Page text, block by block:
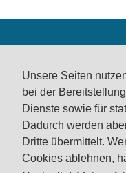
Unsere Seiten
bei der
Dienste sowie für
Dadurch werden
Dritte übermittelt.
Cookies ablehnen,
Made in
Alle genannten Marken,
Medienangebotes sind